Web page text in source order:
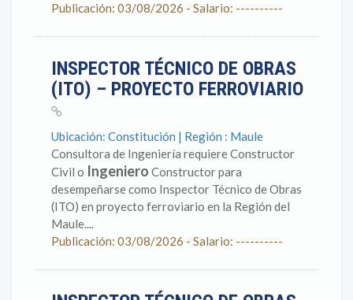
Publicación: 03/08/2026 - Salario: ----------
INSPECTOR TÉCNICO DE OBRAS
(ITO) – PROYECTO FERROVIARIO
Ubicación: Constitución | Región : Maule
Consultora de Ingeniería requiere Constructor
Civil o Ingeniero Constructor para
desempeñarse como Inspector Técnico de Obras
(ITO) en proyecto ferroviario en la Región del
Maule....
Publicación: 03/08/2026 - Salario: ----------